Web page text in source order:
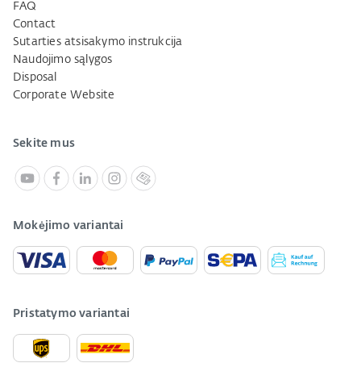
FAQ
Contact
Sutarties atsisakymo instrukcija
Naudojimo sąlygos
Disposal
Corporate Website
Sekite mus
Mokėjimo variantai
Pristatymo variantai